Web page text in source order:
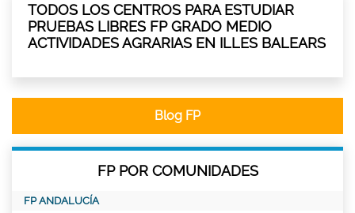
TODOS LOS CENTROS PARA ESTUDIAR
PRUEBAS LIBRES FP GRADO MEDIO
ACTIVIDADES AGRARIAS EN ILLES BALEARS
Blog FP
FP POR COMUNIDADES
FP ANDALUCÍA